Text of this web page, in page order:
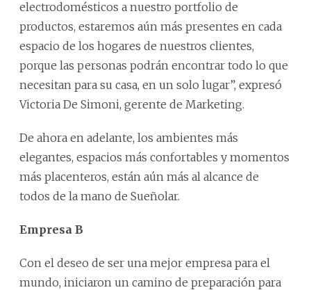
electrodomésticos a nuestro portfolio de
productos, estaremos aún más presentes en cada
espacio de los hogares de nuestros clientes,
porque las personas podrán encontrar todo lo que
necesitan para su casa, en un solo lugar”, expresó
Victoria De Simoni, gerente de Marketing.
De ahora en adelante, los ambientes más
elegantes, espacios más confortables y momentos
más placenteros, están aún más al alcance de
todos de la mano de Sueñolar.
Empresa B
Con el deseo de ser una mejor empresa para el
mundo, iniciaron un camino de preparación para